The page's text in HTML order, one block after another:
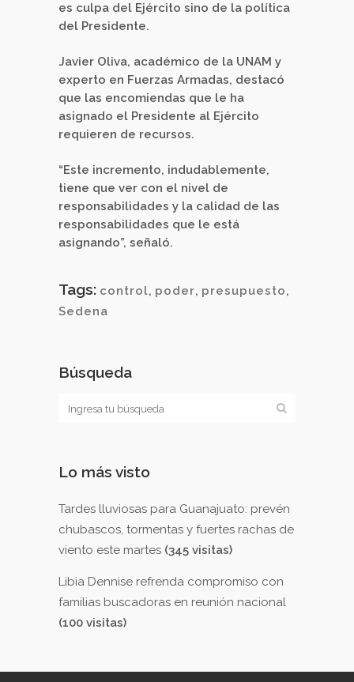
es culpa del Ejército sino de la política
del Presidente.
Javier Oliva, académico de la UNAM y
experto en Fuerzas Armadas, destacó
que las encomiendas que le ha
asignado el Presidente al Ejército
requieren de recursos.
“Este incremento, indudablemente,
tiene que ver con el nivel de
responsabilidades y la calidad de las
responsabilidades que le está
asignando”, señaló.
Tags: control, poder, presupuesto,
Sedena
Búsqueda
Lo más visto
Tardes lluviosas para Guanajuato: prevén
chubascos, tormentas y fuertes rachas de
viento este martes (345 visitas)
Libia Dennise refrenda compromiso con
familias buscadoras en reunión nacional
(100 visitas)